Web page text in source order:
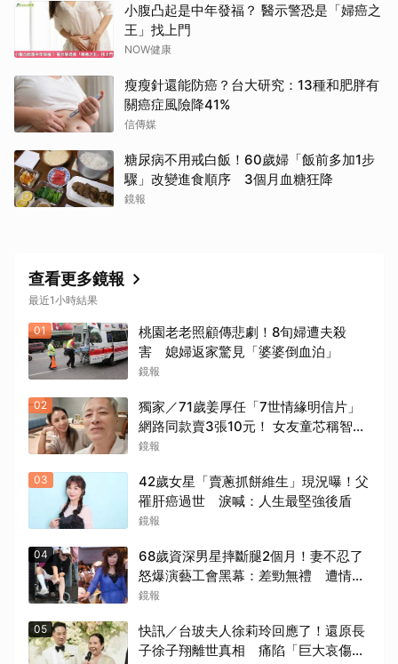
小腹凸起是中年發福？ 醫示警恐是「婦癌之
王」找上門
NOW健康
瘦瘦針還能防癌？台大研究：13種和肥胖有
關癌症風險降41%
信傳媒
糖尿病不用戒白飯！60歲婦「飯前多加1步
驟」改變進食順序 3個月血糖狂降
鏡報
查看更多鏡報
最近1小時結果
01
桃園老老照顧傳悲劇！8旬婦遭夫殺
害 媳婦返家驚見「婆婆倒血泊」
鏡報
02
獨家／71歲姜厚任「7世情緣明信片」
網路同款賣3張10元！ 女友童芯稱智商
146「台大3碩1博」 台灣大學回應
鏡報
03
42歲女星「賣蔥抓餅維生」現況曝！父
罹肝癌過世 淚喊：人生最堅強後盾
鏡報
04
68歲資深男星摔斷腿2個月！妻不忍了
怒爆演藝工會黑幕：差勁無禮 遭情勒
8年、收二手探病禮
鏡報
05
快訊／台玻夫人徐莉玲回應了！還原長
子徐子翔離世真相 痛陷「巨大哀傷」